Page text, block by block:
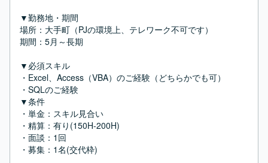
▼勤務地・期間
場所：大手町（PJの環境上、テレワーク不可です）
期間：5月～長期
▼必須スキル
・Excel、Access（VBA）のご経験（どちらかでも可）
・SQLのご経験
▼条件
・単金：スキル見合い
・精算：有り(150H-200H)
・面談：1回
・募集：1名(交代枠)